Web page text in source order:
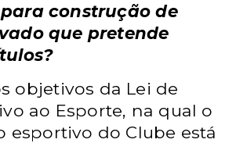
construção de
que pretende
objetivos da Lei de
ao Esporte, na qual o
esportivo do Clube está